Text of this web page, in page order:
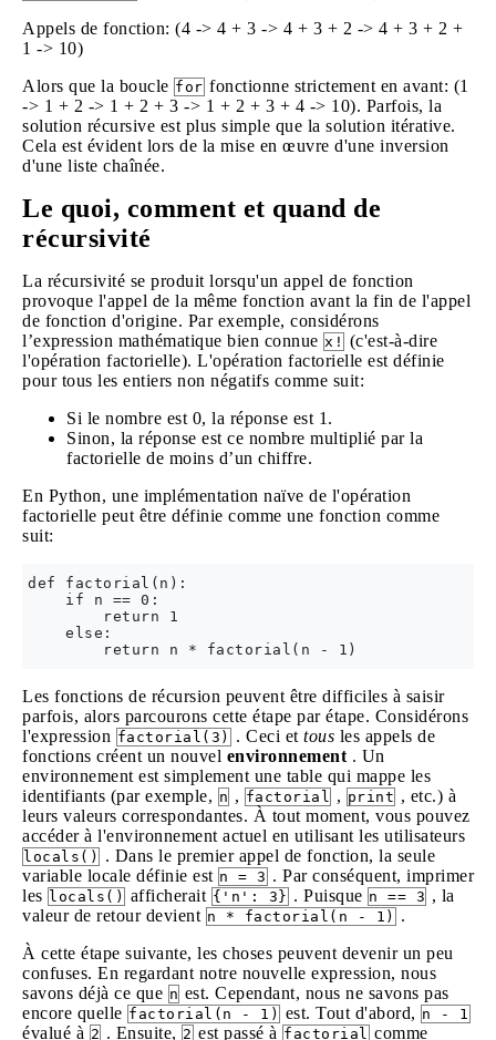
Appels de fonction: (4 -> 4 + 3 -> 4 + 3 + 2 -> 4 + 3 + 2 +
1 -> 10)
Alors que la boucle for fonctionne strictement en avant: (1
-> 1 + 2 -> 1 + 2 + 3 -> 1 + 2 + 3 + 4 -> 10). Parfois, la
solution récursive est plus simple que la solution itérative.
Cela est évident lors de la mise en œuvre d'une inversion
d'une liste chaînée.
Le quoi, comment et quand de
récursivité
La récursivité se produit lorsqu'un appel de fonction
provoque l'appel de la même fonction avant la fin de l'appel
de fonction d'origine. Par exemple, considérons
l’expression mathématique bien connue x! (c'est-à-dire
l'opération factorielle). L'opération factorielle est définie
pour tous les entiers non négatifs comme suit:
Si le nombre est 0, la réponse est 1.
Sinon, la réponse est ce nombre multiplié par la
factorielle de moins d’un chiffre.
En Python, une implémentation naïve de l'opération
factorielle peut être définie comme une fonction comme
suit:
def factorial(n):
    if n == 0:
        return 1
    else:
Les fonctions de récursion peuvent être difficiles à saisir
parfois, alors parcourons cette étape par étape. Considérons
l'expression factorial(3) . Ceci et tous les appels de
fonctions créent un nouvel environnement . Un
environnement est simplement une table qui mappe les
identifiants (par exemple, n , factorial , print , etc.) à
leurs valeurs correspondantes. À tout moment, vous pouvez
accéder à l'environnement actuel en utilisant les utilisateurs
locals()
. Dans le premier appel de fonction, la seule
variable locale définie est n = 3 . Par conséquent, imprimer
les locals() afficherait {'n': 3} . Puisque n == 3 , la
valeur de retour devient n * factorial(n - 1)
.
À cette étape suivante, les choses peuvent devenir un peu
confuses. En regardant notre nouvelle expression, nous
savons déjà ce que n est. Cependant, nous ne savons pas
encore quelle factorial(n - 1) est. Tout d'abord, n - 1
évalué à 2 . Ensuite, 2 est passé à factorial comme